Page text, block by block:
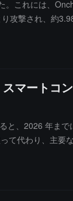
これには、
攻撃され、約
マートコ
と、2026 年まで
て代わり、主要
ステーブルコ